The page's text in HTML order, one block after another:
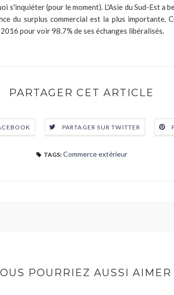
s'inquiéter (pour le moment). L'Asie du Sud-Est a
du surplus commercial est la plus importante.
pour voir 98.7% de ses échanges libéralisés.
PARTAGER CET ARTICLE
PARTAGER SUR TWITTER
TAGS: Commerce extérieur
POURRIEZ AUSSI AIMER